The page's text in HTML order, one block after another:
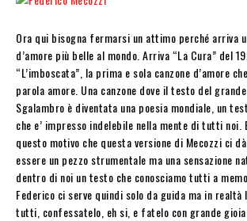
Ora qui bisogna fermarsi un attimo perché arriva
d’amore più belle al mondo. Arriva “La Cura” del
“L’imboscata”, la prima e sola canzone d’amore
parola amore. Una canzone dove il testo del
Sgalambro è diventata una poesia mondiale, un
che e’ impresso indelebile nella mente di tutti noi.
questo motivo che questa versione di Mecozzi ci
essere un pezzo strumentale ma una sensazione
dentro di noi un testo che conosciamo tutti a
Federico ci serve quindi solo da guida ma in
tutti, confessatelo, eh si, e fatelo con grande gioia.